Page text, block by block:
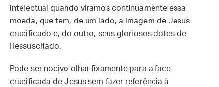
intelectual quando viramos continuamente essa
moeda, que tem, de um lado, a imagem de Jesus
crucificado e, do outro, seus gloriosos dotes de
Ressuscitado.
Pode ser nocivo olhar fixamente para a face
crucificada de Jesus sem fazer referência à